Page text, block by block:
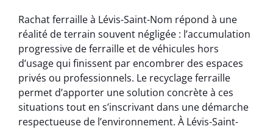
Rachat ferraille à Lévis-Saint-Nom répond à une
réalité de terrain souvent négligée : l’accumulation
progressive de ferraille et de véhicules hors
d’usage qui finissent par encombrer des espaces
privés ou professionnels. Le recyclage ferraille
permet d’apporter une solution concrète à ces
situations tout en s’inscrivant dans une démarche
respectueuse de l’environnement. À Lévis-Saint-